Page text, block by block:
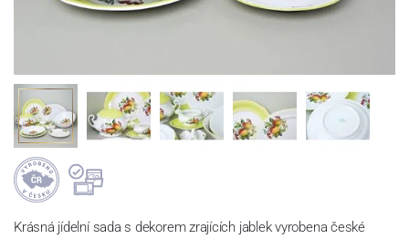
Krásná jídelní sada s dekorem zrajících jablek vyrobena české